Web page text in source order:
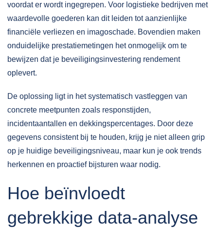
voordat er wordt ingegrepen. Voor logistieke bedrijven met
waardevolle goederen kan dit leiden tot aanzienlijke
financiële verliezen en imagoschade. Bovendien maken
onduidelijke prestatiemetingen het onmogelijk om te
bewijzen dat je beveiligingsinvestering rendement
oplevert.
De oplossing ligt in het systematisch vastleggen van
concrete meetpunten zoals responstijden,
incidentaantallen en dekkingspercentages. Door deze
gegevens consistent bij te houden, krijg je niet alleen grip
op je huidige beveiligingsniveau, maar kun je ook trends
herkennen en proactief bijsturen waar nodig.
Hoe beïnvloedt
gebrekkige data-analyse